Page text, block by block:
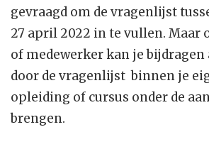
gevraagd om de vragenlijst
27 april 2022 in te vullen. Maar
of medewerker kan je
door de vragenlijst binnen je
opleiding of cursus onder de
brengen.